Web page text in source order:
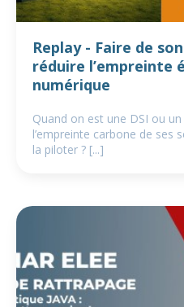
Replay - Faire de
réduire l’empreinte
numérique
Quand on est une DSI ou
l’empreinte carbone de ses
la piloter ? [...]